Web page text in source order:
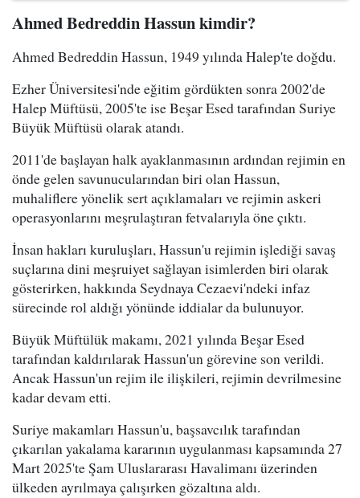
Ahmed Bedreddin Hassun kimdir?
Ahmed Bedreddin Hassun, 1949 yılında Halep'te doğdu.
Ezher Üniversitesi'nde eğitim gördükten sonra 2002'de
Halep Müftüsü, 2005'te ise Beşar Esed tarafından Suriye
Büyük Müftüsü olarak atandı.
2011'de başlayan halk ayaklanmasının ardından rejimin en
önde gelen savunucularından biri olan Hassun,
muhaliflere yönelik sert açıklamaları ve rejimin askeri
operasyonlarını meşrulaştıran fetvalarıyla öne çıktı.
İnsan hakları kuruluşları, Hassun'u rejimin işlediği savaş
suçlarına dini meşruiyet sağlayan isimlerden biri olarak
gösterirken, hakkında Seydnaya Cezaevi'ndeki infaz
sürecinde rol aldığı yönünde iddialar da bulunuyor.
Büyük Müftülük makamı, 2021 yılında Beşar Esed
tarafından kaldırılarak Hassun'un görevine son verildi.
Ancak Hassun'un rejim ile ilişkileri, rejimin devrilmesine
kadar devam etti.
Suriye makamları Hassun'u, başsavcılık tarafından
çıkarılan yakalama kararının uygulanması kapsamında 27
Mart 2025'te Şam Uluslararası Havalimanı üzerinden
ülkeden ayrılmaya çalışırken gözaltına aldı.